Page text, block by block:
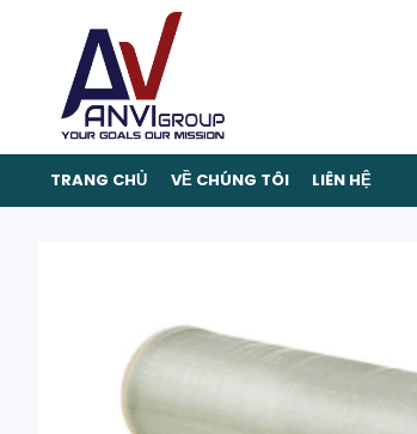
TRANG CHỦ VỀ CHÚNG TÔI LIÊN HỆ